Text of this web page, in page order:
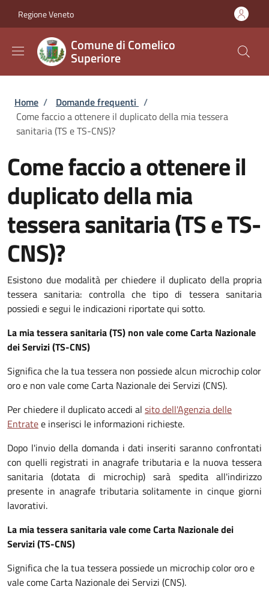
Regione Veneto
Comune di Comelico
Superiore
Briciole di pane
Home / Domande frequenti /
Come faccio a ottenere il duplicato della mia tessera
sanitaria (TS e TS-CNS)?
Come faccio a ottenere il
duplicato della mia
tessera sanitaria (TS e TS-
CNS)?
Esistono due modalità per chiedere il duplicato della propria
tessera sanitaria: controlla che tipo di tessera sanitaria
possiedi e segui le indicazioni riportate qui sotto.
La mia tessera sanitaria (TS) non vale come Carta Nazionale
dei Servizi (TS-CNS)
Significa che la tua tessera non possiede alcun microchip color
oro e non vale come Carta Nazionale dei Servizi (CNS).
Per chiedere il duplicato accedi al sito dell'Agenzia delle
Entratee inserisci le informazioni richieste.
Dopo l'invio della domanda i dati inseriti saranno confrontati
con quelli registrati in anagrafe tributaria e la nuova tessera
sanitaria (dotata di microchip) sarà spedita all'indirizzo
presente in anagrafe tributaria solitamente in cinque giorni
lavorativi.
La mia tessera sanitaria vale come Carta Nazionale dei
Servizi (TS-CNS)
Significa che la tua tessera possiede un microchip color oro e
vale come Carta Nazionale dei Servizi (CNS).